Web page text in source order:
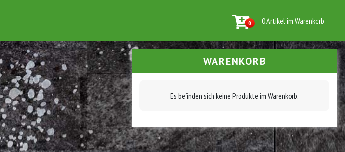
0 0 Artikel im Warenkorb
WARENKORB
Es befinden sich keine Produkte im Warenkorb.